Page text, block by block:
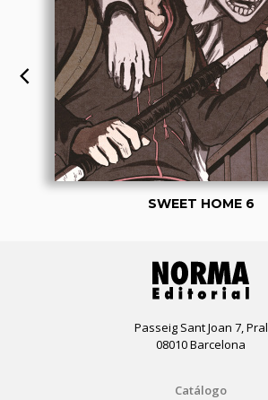
SWEET HOME 6
Passeig Sant Joan 7, Pral
08010 Barcelona
Catálogo